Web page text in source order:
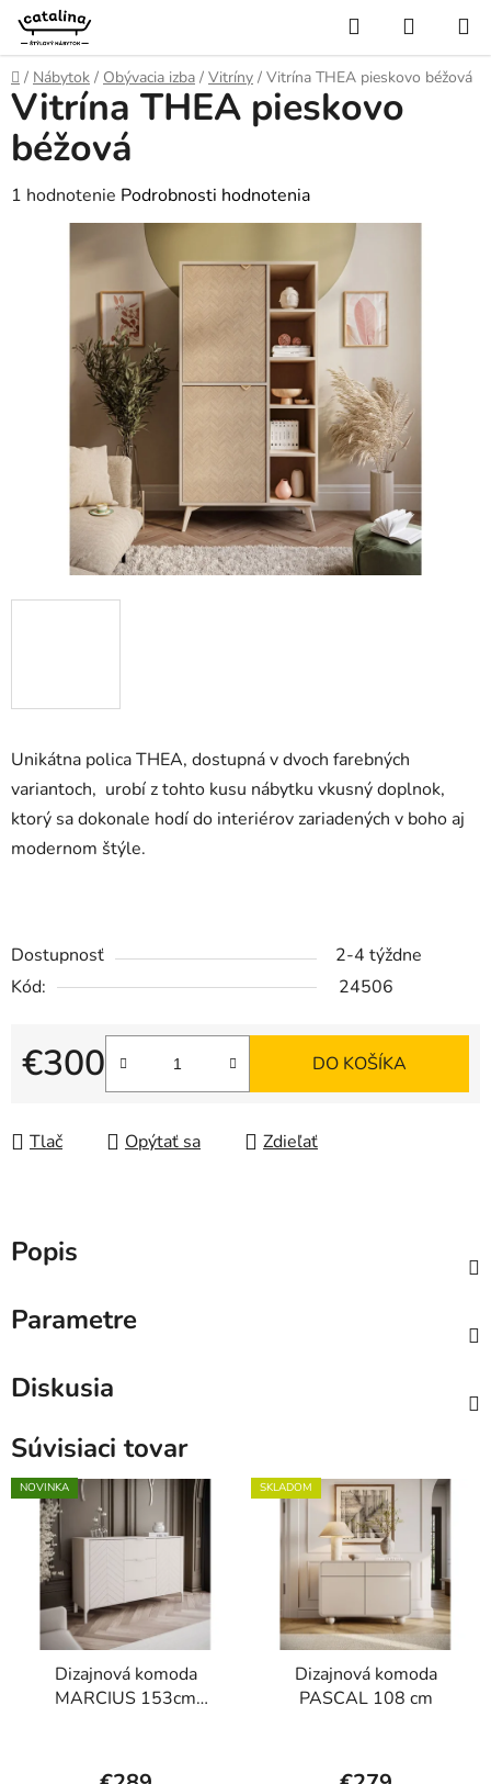
Prejsť
obsah
Hľadať
KOŠÍK
Domov
/ Nábytok / Obývacia izba / Vitríny / Vitrína THEA pieskovo béžová
Unikátna polica THEA, dostupná v dvoch farebných
variantoch, urobí z tohto kusu nábytku vkusný doplnok,
ktorý sa dokonale hodí do interiérov zariadených v boho aj
modernom štýle.
Dostupnosť
2-4 týždne
Kód:
24506
€300
Jednotková cena:
DO KOŠÍKA
Tlač Opýtať sa Zdieľať
Vitrína THEA pieskovo
béžová
Priemerné
hodnotenie
produktu
hviezdičiek.
1 hodnotenie Podrobnosti hodnotenia
Popis
Parametre
Diskusia
Súvisiaci tovar
NOVINKA
Dizajnová komoda
MARCIUS 153cm
hodnotenie
SKLADOM
Dizajnová komoda
PASCAL 108 cm
hodnotenie